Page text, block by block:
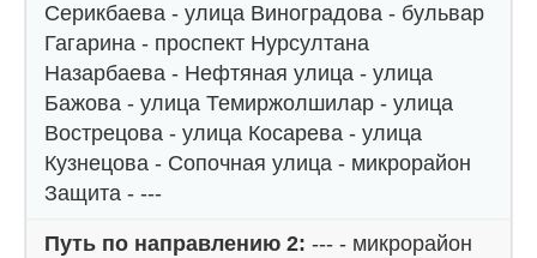
Серикбаева - улица Виноградова - бульвар
Гагарина - проспект Нурсултана
Назарбаева - Нефтяная улица - улица
Бажова - улица Темиржолшилар - улица
Вострецова - улица Косарева - улица
Кузнецова - Сопочная улица - микрорайон
Защита - ---
Путь по направлению 2: --- - микрорайон